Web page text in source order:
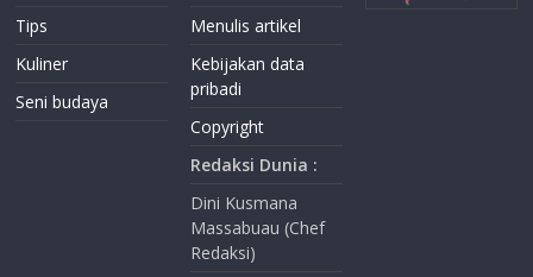
Tips
Kuliner
Seni budaya
Menulis artikel
Kebijakan data
pribadi
Copyright
Redaksi Dunia :
Dini Kusmana
Massabuau (Chef
Redaksi)